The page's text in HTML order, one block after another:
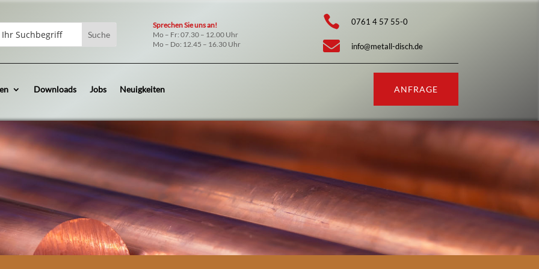
Sprechen Sie uns an!
Mo – Fr: 07.30 – 12.00 Uhr
Mo – Do: 12.45 – 16.30 Uhr
 0761 4 57 55-0
 info@metall-disch.de
Downloads Jobs Neuigkeiten ANFRAGE